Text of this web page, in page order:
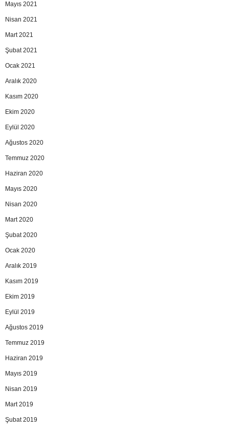
Mayıs 2021
Nisan 2021
Mart 2021
Şubat 2021
Ocak 2021
Aralık 2020
Kasım 2020
Ekim 2020
Eylül 2020
Ağustos 2020
Temmuz 2020
Haziran 2020
Mayıs 2020
Nisan 2020
Mart 2020
Şubat 2020
Ocak 2020
Aralık 2019
Kasım 2019
Ekim 2019
Eylül 2019
Ağustos 2019
Temmuz 2019
Haziran 2019
Mayıs 2019
Nisan 2019
Mart 2019
Şubat 2019